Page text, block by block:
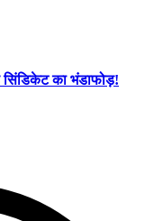
सिंडिकेट का भंडाफोड़!